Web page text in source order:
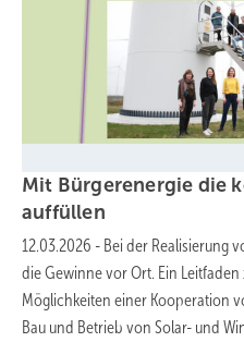
Mit Bürgerenergie die
auffüllen
12.03.2026 - Bei der Realisierung
die Gewinne vor Ort. Ein
Möglichkeiten einer Kooperation
Bau und Betrieb von Solar- und